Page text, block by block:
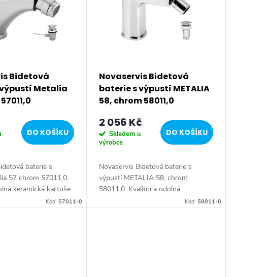
Bidetová
Metalia
DO KOŠÍKU
baterie s
57 chrom 57011,0.
keramická kartuše
s prodlouženou
Kód: 57011-0
Novaservis Bidetová
baterie s výpustí METALIA
58, chrom 58011,0
2 056 Kč
Skladem u
výrobce
DO KOŠÍKU
Novaservis Bidetová baterie s
výpustí METALIA 58, chrom
58011,0. Kvalitní a odolná
keramická kartuše KEROX 35 mm s
Kód: 58011-0